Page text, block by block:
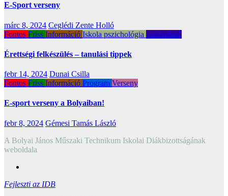
E-Sport verseny
márc 8, 2024 Ceglédi Zente Holló
Fontos Friss Információ Iskola pszichológia Közérdekű
Érettségi felkészülés – tanulási tippek
febr 14, 2024 Dunai Csilla
Fontos Friss Információ Program Verseny
E-sport verseny a Bolyaiban!
febr 8, 2024 Gémesi Tamás László
A Bolyai János Műszaki Technikum Iskolai Diákbizottságának
weboldala
Fejleszti az IDB